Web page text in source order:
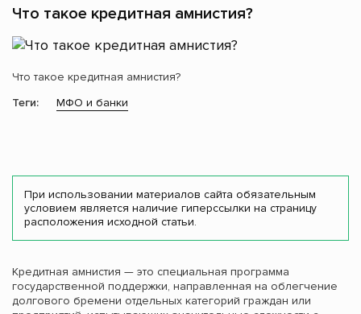
Что такое кредитная амнистия?
Что такое кредитная амнистия?
Теги:
МФО и банки
При использовании материалов сайта обязательным
условием является наличие гиперссылки на страницу
расположения исходной статьи.
Кредитная амнистия — это специальная программа
государственной поддержки, направленная на облегчение
долгового бремени отдельных категорий граждан или